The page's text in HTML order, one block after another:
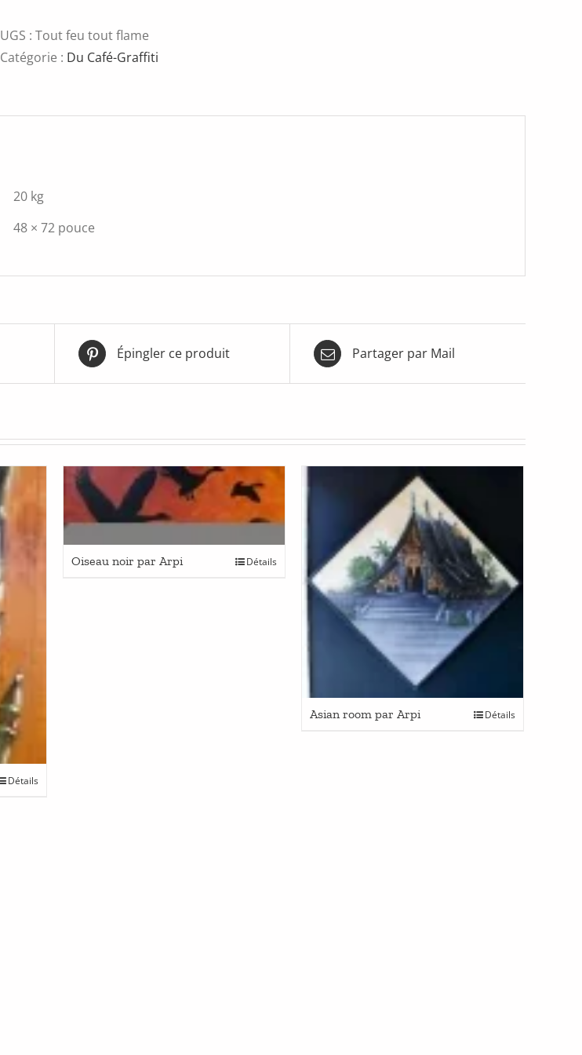
Tout
feu
par
UGS : Tout feu tout flame
Catégorie : Du Café-Graffiti
20 kg
48 × 72 pouce
Épingler ce produit Partager par Mail
Détails
Oiseau noir par Arpi Détails
Asian room par Arpi Détails